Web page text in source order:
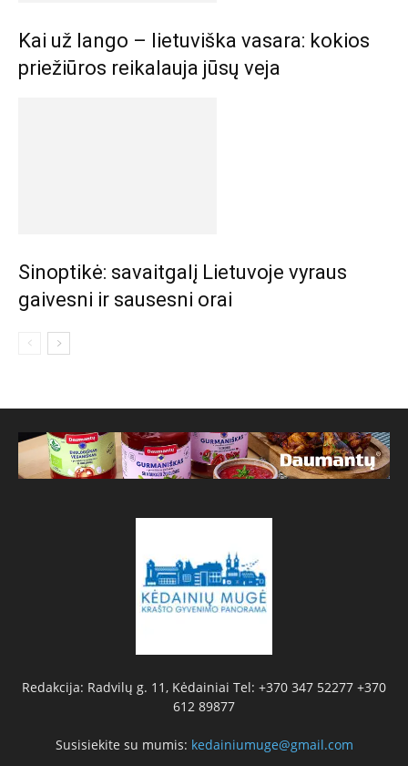
Kai už lango – lietuviška vasara: kokios
priežiūros reikalauja jūsų veja
Sinoptikė: savaitgalį Lietuvoje vyraus
gaivesni ir sausesni orai
Redakcija: Radvilų g. 11, Kėdainiai Tel: +370 347 52277 +370
612 89877
Susisiekite su mumis: kedainiumuge@gmail.com